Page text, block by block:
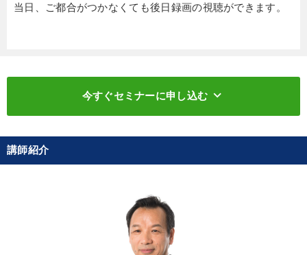
当日、ご都合がつかなくても後日録画の視聴ができます。
今すぐセミナーに申し込む keyboard_arrow_down
講師紹介